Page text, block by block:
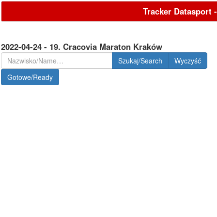
Tracker Datasport
2022-04-24 - 19. Cracovia Maraton Kraków
Szukaj/Search
Gotowe/Ready